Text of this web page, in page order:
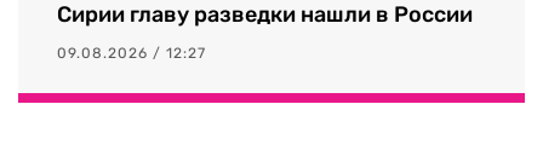
Сирии главу разведки нашли в России
09.08.2026 / 12:27